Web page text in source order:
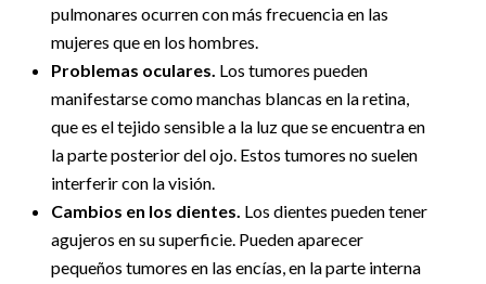
pulmonares ocurren con más frecuencia en las
mujeres que en los hombres.
Problemas oculares. Los tumores pueden
manifestarse como manchas blancas en la retina,
que es el tejido sensible a la luz que se encuentra en
la parte posterior del ojo. Estos tumores no suelen
interferir con la visión.
Cambios en los dientes. Los dientes pueden tener
agujeros en su superficie. Pueden aparecer
pequeños tumores en las encías, en la parte interna